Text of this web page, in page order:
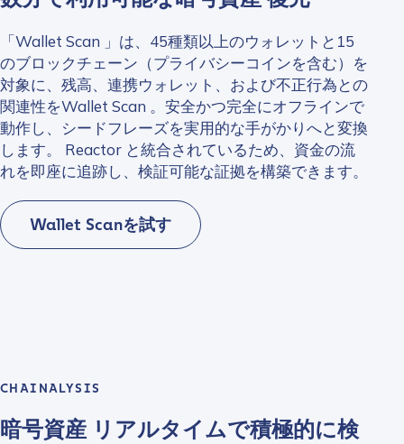
「Wallet Scan 」は、45種類以上のウォレットと15
のブロックチェーン（プライバシーコインを含む）を
対象に、残高、連携ウォレット、および不正行為との
関連性をWallet Scan 。安全かつ完全にオフラインで
動作し、シードフレーズを実用的な手がかりへと変換
します。 Reactor と統合されているため、資金の流
れを即座に追跡し、検証可能な証拠を構築できます。
Wallet Scanを試す
CHAINALYSIS
暗号資産 リアルタイムで積極的に検